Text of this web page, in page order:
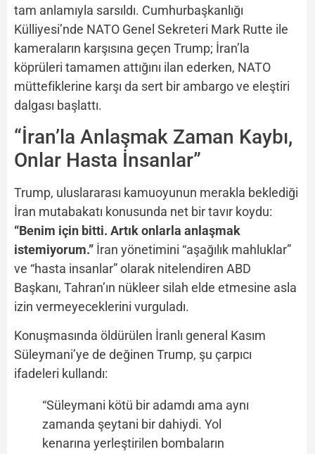
tam anlamıyla sarsıldı. Cumhurbaşkanlığı
Külliyesi’nde NATO Genel Sekreteri Mark Rutte ile
kameraların karşısına geçen Trump; İran’la
köprüleri tamamen attığını ilan ederken, NATO
müttefiklerine karşı da sert bir ambargo ve eleştiri
dalgası başlattı.
“İran’la Anlaşmak Zaman Kaybı,
Onlar Hasta İnsanlar”
Trump, uluslararası kamuoyunun merakla beklediği
İran mutabakatı konusunda net bir tavır koydu:
“Benim için bitti. Artık onlarla anlaşmak
istemiyorum.” İran yönetimini “aşağılık mahluklar”
ve “hasta insanlar” olarak nitelendiren ABD
Başkanı, Tahran’ın nükleer silah elde etmesine asla
izin vermeyeceklerini vurguladı.
Konuşmasında öldürülen İranlı general Kasım
Süleymani’ye de değinen Trump, şu çarpıcı
ifadeleri kullandı:
“Süleymani kötü bir adamdı ama aynı
zamanda şeytani bir dahiydi. Yol
kenarına yerleştirilen bombaların